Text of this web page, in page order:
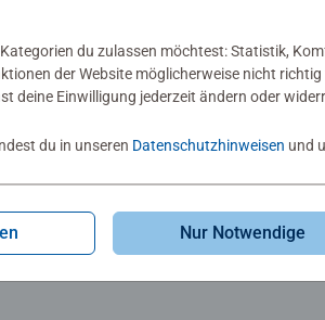
Puzzle!
du zulassen möchtest: Statistik,
der Website möglicherweise nicht
deine Einwilligung jederzeit ändern oder
du in unseren Datenschutzhinweisen und
Nur Notwendige